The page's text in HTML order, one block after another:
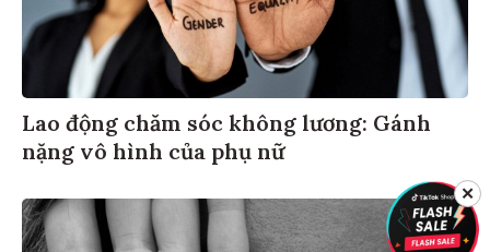
Lao động chăm sóc không lương: Gánh
nặng vô hình của phụ nữ
✕